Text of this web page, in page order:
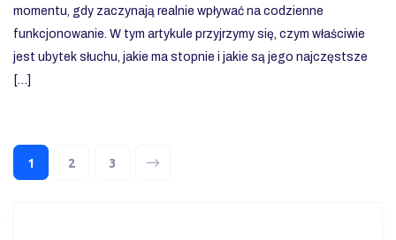
momentu, gdy zaczynają realnie wpływać na codzienne
funkcjonowanie. W tym artykule przyjrzymy się, czym właściwie
jest ubytek słuchu, jakie ma stopnie i jakie są jego najczęstsze
[…]
1 2 3